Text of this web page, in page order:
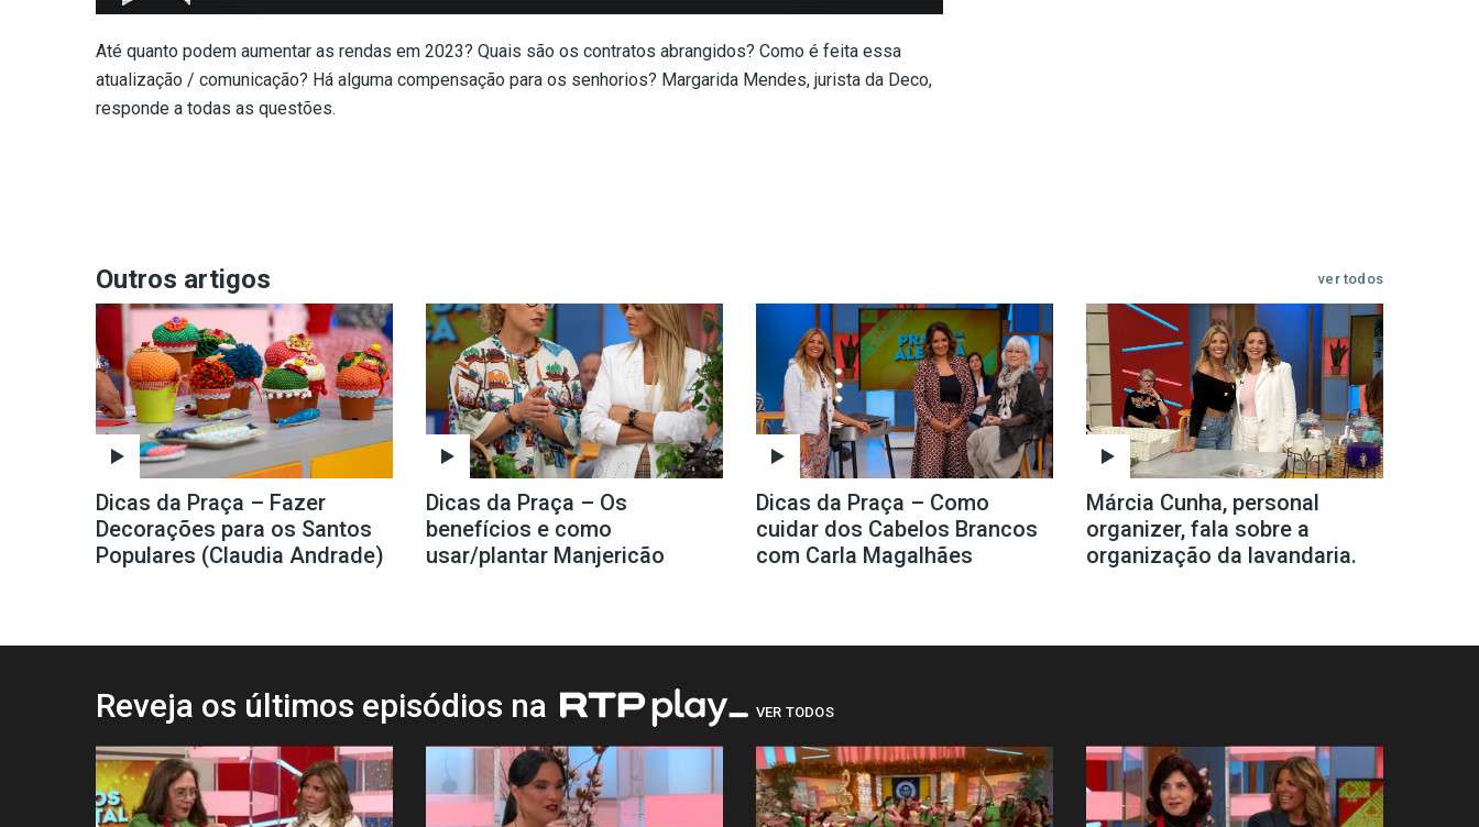
Até quanto podem aumentar as rendas em 2023? Quais são os contratos abrangidos? Como é feita essa
atualização / comunicação? Há alguma compensação para os senhorios? Margarida Mendes, jurista da Deco,
responde a todas as questões.
Outros artigos ver todos
Dicas da Praça – Fazer
Decorações para os Santos
Populares (Claudia Andrade)
Dicas da Praça – Os
benefícios e como
usar/plantar Manjericão
Dicas da Praça – Como
cuidar dos Cabelos Brancos
com Carla Magalhães
Márcia Cunha, personal
organizer, fala sobre a
organização da lavandaria.
Reveja os últimos episódios na VER TODOS